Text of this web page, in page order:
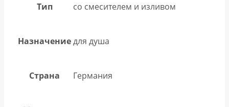
Тип со смесителем и изливом
Назначениедля душа
Страна Германия